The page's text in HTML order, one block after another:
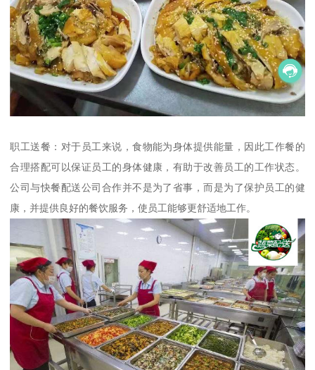
职工送餐：对于员工来说，食物能为身体提供能量，因此工作餐的
合理搭配可以保证员工的身体健康，有助于改善员工的工作状态。
公司与快餐配送公司合作并不是为了省事，而是为了保护员工的健
康，并提供良好的餐饮服务，使员工能够更舒适地工作。